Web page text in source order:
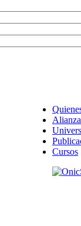
Cursos